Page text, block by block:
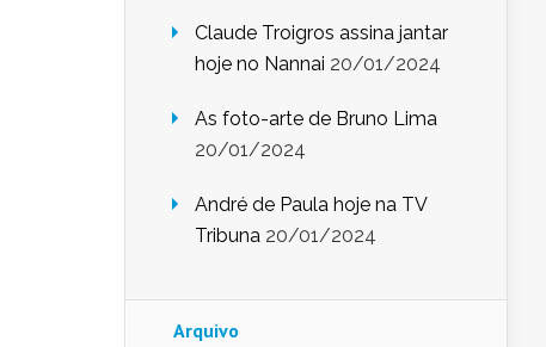
Claude Troigros assina jantar
hoje no Nannai 20/01/2024
As foto-arte de Bruno Lima
20/01/2024
André de Paula hoje na TV
Tribuna 20/01/2024
Arquivo